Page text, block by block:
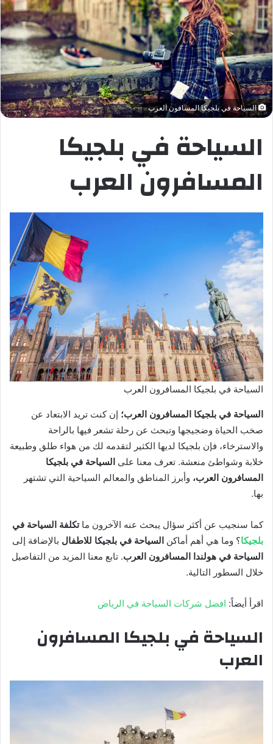
السياحة في بلجيكا المسافون العرب
السياحة في بلجيكا
المسافرون العرب
السياحة في بلجيكا المسافرون العرب
السياحة في بلجيكا المسافرون العرب؛ إن كنت تريد الابتعاد عن
صخب الحياة وضجيجها وتبحث عن رحلة تشعر فيها بالراحة
والاسترخاء، فإن بلجيكا لديها الكثير لتقدمه لك من هواء طلق وطبيعة
خلابة وشواطئ منعشة. تعرف معنا على السياحة في بلجيكا
المسافرون العرب، وأبرز المناطق والمعالم السياحية التي تشتهر
بها.
كما سنجيب عن أكثر سؤال يبحث عنه الآخرون ماتكلفة السياحة في
بلجيكا؟ وما هي أهم أماكن السياحة في بلجيكا للاطفال بالإضافة إلى
السياحة في هولندا المسافرون العرب. تابع معنا المزيد من التفاصيل
خلال السطور التالية.
اقرأ أيضاً: افضل شركات السياحة في الرياض
السياحة في بلجيكا المسافرون
العرب